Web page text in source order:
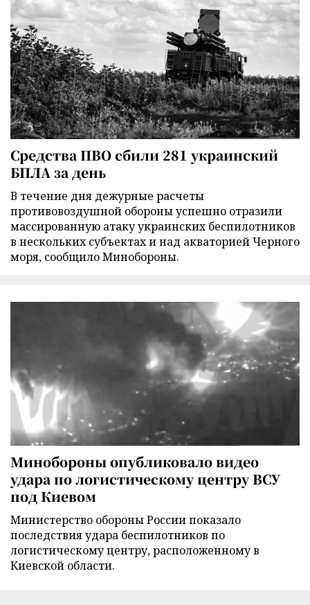
Средства ПВО сбили 281 украинский
БПЛА за день
В течение дня дежурные расчеты
противовоздушной обороны успешно отразили
массированную атаку украинских беспилотников
в нескольких субъектах и над акваторией Черного
моря, сообщило Минобороны.
Минобороны опубликовало видео
удара по логистическому центру ВСУ
под Киевом
Министерство обороны России показало
последствия удара беспилотников по
логистическому центру, расположенному в
Киевской области.